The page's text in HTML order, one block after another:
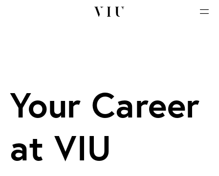
Your Career
at VIU